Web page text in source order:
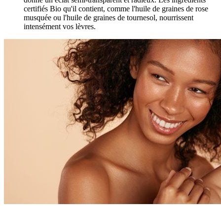
certifiés Bio qu'il contient, comme l'huile de graines de rose
musquée ou l'huile de graines de tournesol, nourrissent
intensément vos lèvres.